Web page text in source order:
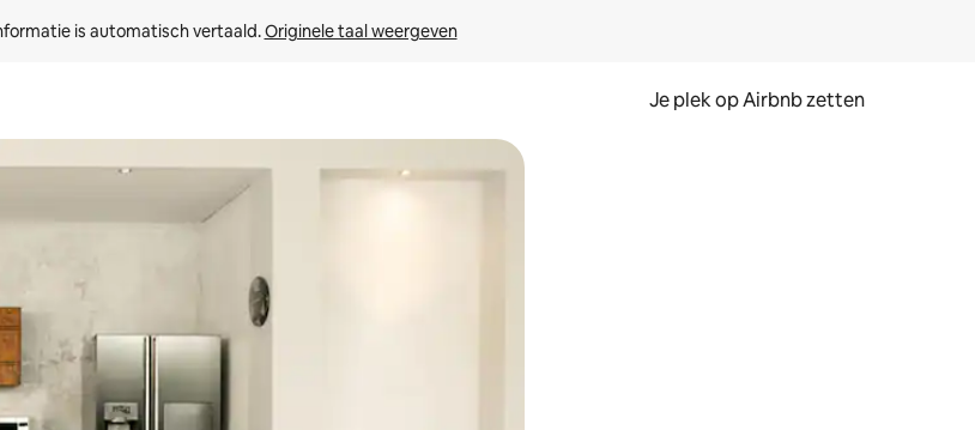
is automatisch vertaald. Originele taal weergeven
Je plek op Airbnb zetten